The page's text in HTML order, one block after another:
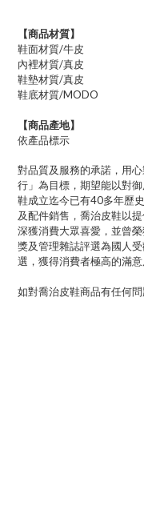
【商品材質】
鞋面材質/牛皮
內裡材質/真皮
鞋墊材質/真皮
鞋底材質/MODO
【商品產地】
依產品標示
對品質及服務的承諾，用
行」為目標，期望能以對
鞋成立迄今已有40多年歷
及配件銷售，喬治皮鞋以
深獲消費大眾喜愛，並曾
獎及管理雜誌評選為國人
選，獲得消費者極高的滿意
如對喬治皮鞋商品有任何問